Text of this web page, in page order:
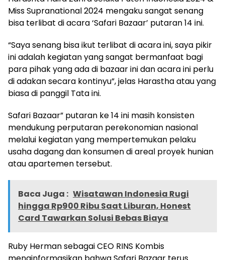
Miss Supranational 2024 mengaku sangat senang
bisa terlibat di acara ‘Safari Bazaar’ putaran 14 ini.
“Saya senang bisa ikut terlibat di acara ini, saya pikir
ini adalah kegiatan yang sangat bermanfaat bagi
para pihak yang ada di bazaar ini dan acara ini perlu
di adakan secara kontinyu”, jelas Harastha atau yang
biasa di panggil Tata ini.
Safari Bazaar” putaran ke 14 ini masih konsisten
mendukung perputaran perekonomian nasional
melalui kegiatan yang mempertemukan pelaku
usaha dagang dan konsumen di areal proyek hunian
atau apartemen tersebut.
Baca Juga : Wisatawan Indonesia Rugi
hingga Rp900 Ribu Saat Liburan, Honest
Card Tawarkan Solusi Bebas Biaya
Ruby Herman sebagai CEO RINS Kombis